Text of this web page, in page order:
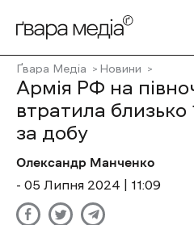
Ґвара Медіа Новини
Армія РФ на
втратила близько
за добу
Олександр Манченко
- 05 Липня 2024 | 11:09